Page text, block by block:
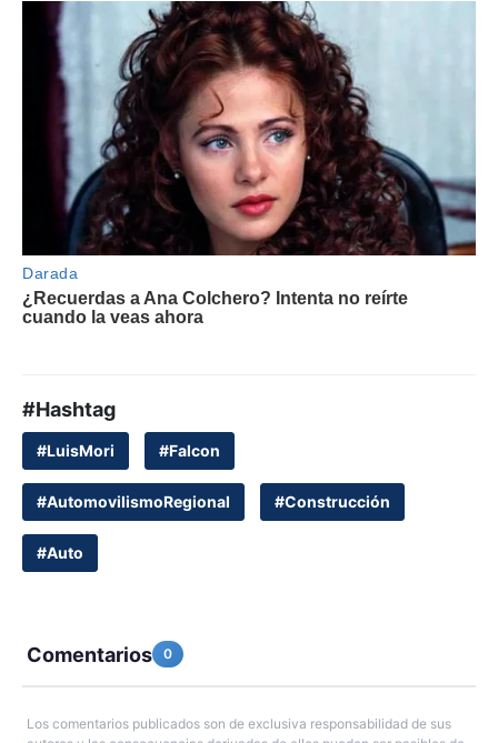
#Hashtag
#LuisMori #Falcon
#AutomovilismoRegional #Construcción
#Auto
Comentarios 0
Los comentarios publicados son de exclusiva responsabilidad de sus